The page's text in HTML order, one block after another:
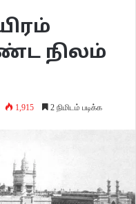
நிலம்
1,915 2 நிமிடம் படிக்க